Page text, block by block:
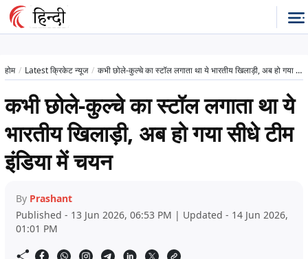
होम Latest क्रिकेट न्यूज कभी छोले-कुल्चे का स्टॉल लगाता था ये भारतीय खिलाड़ी, अब हो गया सीधे टीम इंडिया में चयन
कभी छोले-कुल्चे का स्टॉल लगाता था ये
भारतीय खिलाड़ी, अब हो गया सीधे टीम
इंडिया में चयन
By Prashant
Published - 13 Jun 2026, 06:53 PM | Updated - 14 Jun 2026,
01:01 PM